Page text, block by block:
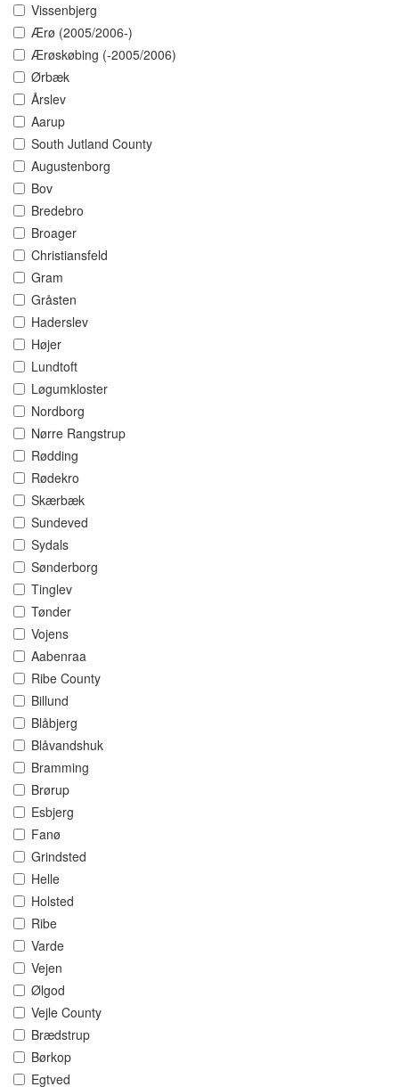
Vissenbjerg
Ærø (2005/2006-)
Ærøskøbing (-2005/2006)
Ørbæk
Årslev
Aarup
South Jutland County
Augustenborg
Bov
Bredebro
Broager
Christiansfeld
Gram
Gråsten
Haderslev
Højer
Lundtoft
Løgumkloster
Nordborg
Nørre Rangstrup
Rødding
Rødekro
Skærbæk
Sundeved
Sydals
Sønderborg
Tinglev
Tønder
Vojens
Aabenraa
Ribe County
Billund
Blåbjerg
Blåvandshuk
Bramming
Brørup
Esbjerg
Fanø
Grindsted
Helle
Holsted
Ribe
Varde
Vejen
Ølgod
Vejle County
Brædstrup
Børkop
Egtved